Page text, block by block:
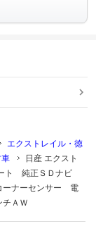
エクストレイル・徳
日産 エクスト
ト 純正ＳＤナビ
ーナーセンサー 電
ＡＷ